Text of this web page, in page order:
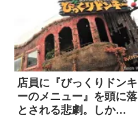
店員に『びっくりドンキ
ーのメニュー』を頭に落
とされる悲劇。しか